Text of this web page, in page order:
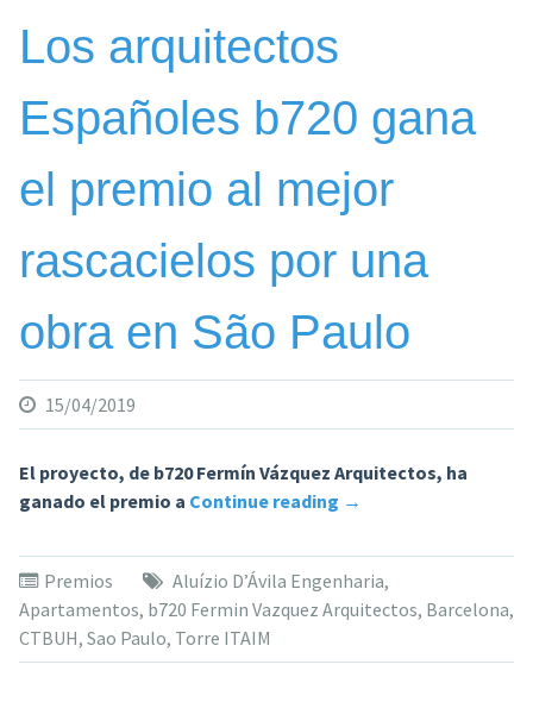
AWARDS
mejor
rascacielos
mundo»
Los arquitectos
Españoles b720 gana
el premio al mejor
rascacielos por una
obra en São Paulo
15/04/2019
El proyecto, de b720 Fermín Vázquez Arquitectos, ha
ganado el premio a Continue reading «Los
Españoles
b720
gana
→
Premios Aluízio D’Ávila Engenharia,
Apartamentos, b720 Fermin Vazquez Arquitectos, Barcelona,
CTBUH, Sao Paulo, Torre ITAIM